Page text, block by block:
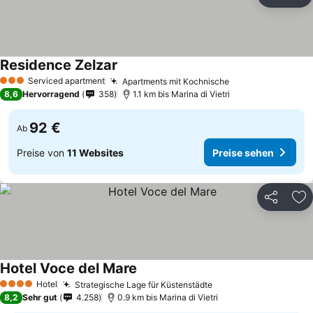
3 SterneServiced apartment Apartments mit Kochnische
Residence Zelzar
8,6 Hervorragend 358 1.1 km bis Marina di Vietri
Ab 92 €
Preise von 11 Websites Preise sehen
Teilen
4 Sterne Hotel Strategische Lage für Küstenstädte
Hotel Voce del Mare
8,2 Sehr gut 4.258 0.9 km bis Marina di Vietri